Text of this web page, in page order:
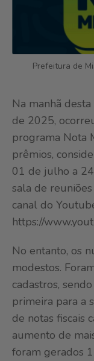
Prefeitura de
Na manhã
de 2025,
programa Nota
prêmios,
01 de julho a
sala de
canal do
https://
No entanto, os
modestos.
cadastros,
primeira para a
de notas fiscais
aumento de
foram gerados